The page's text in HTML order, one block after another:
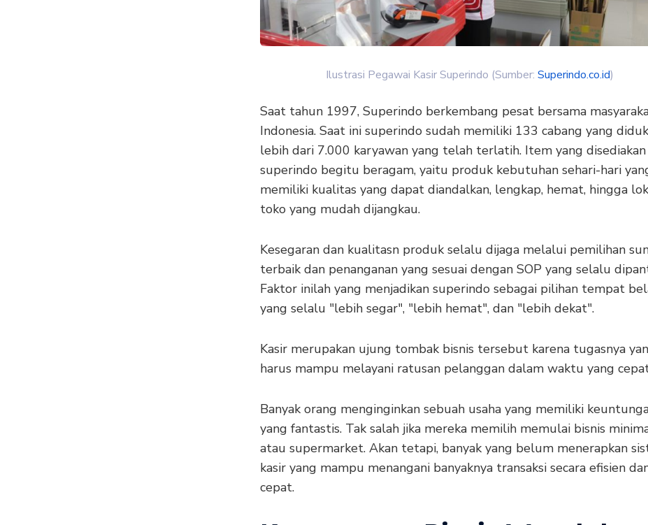
Ilustrasi Pegawai Kasir Superindo (Sumber: Superindo.co.id)
Saat tahun 1997, Superindo berkembang pesat bersama
Indonesia. Saat ini superindo sudah memiliki 133 cabang yang
lebih dari 7.000 karyawan yang telah terlatih. Item yang disediakan
superindo begitu beragam, yaitu produk kebutuhan sehari-hari
memiliki kualitas yang dapat diandalkan, lengkap, hemat, hingga
toko yang mudah dijangkau.
Kesegaran dan kualitasn produk selalu dijaga melalui pemilihan
terbaik dan penanganan yang sesuai dengan SOP yang selalu
Faktor inilah yang menjadikan superindo sebagai pilihan tempat
yang selalu "lebih segar", "lebih hemat", dan "lebih dekat".
Kasir merupakan ujung tombak bisnis tersebut karena tugasnya
harus mampu melayani ratusan pelanggan dalam waktu yang
Banyak orang menginginkan sebuah usaha yang memiliki
yang fantastis. Tak salah jika mereka memilih memulai bisnis
atau supermarket. Akan tetapi, banyak yang belum menerapkan
kasir yang mampu menangani banyaknya transaksi secara efisien
cepat.